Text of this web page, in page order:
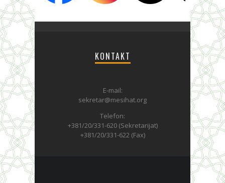
KONTAKT
E-mail:
sekretar@mesihat.org
Telefon:
+381/20/331-620 (Sekretarijat)
+381/20/331-622 (Fax)